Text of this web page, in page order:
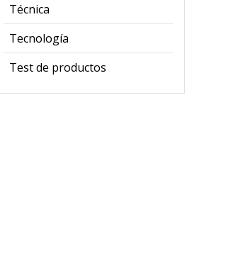
Técnica
Tecnología
Test de productos